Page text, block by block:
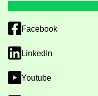
Facebook
LinkedIn
Youtube